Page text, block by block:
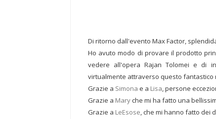
Di ritorno dall'evento Max Factor,
Ho avuto modo di provare il prodotto
vedere all'opera Rajan Tolomei e di
virtualmente attraverso questo fantastico
Grazie a Simona e a Lisa, persone
Grazie a Maryche mi ha fatto una
Grazie a LeEsose, che mi hanno fatto dei